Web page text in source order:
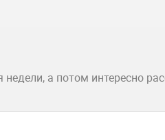
а потом интересно